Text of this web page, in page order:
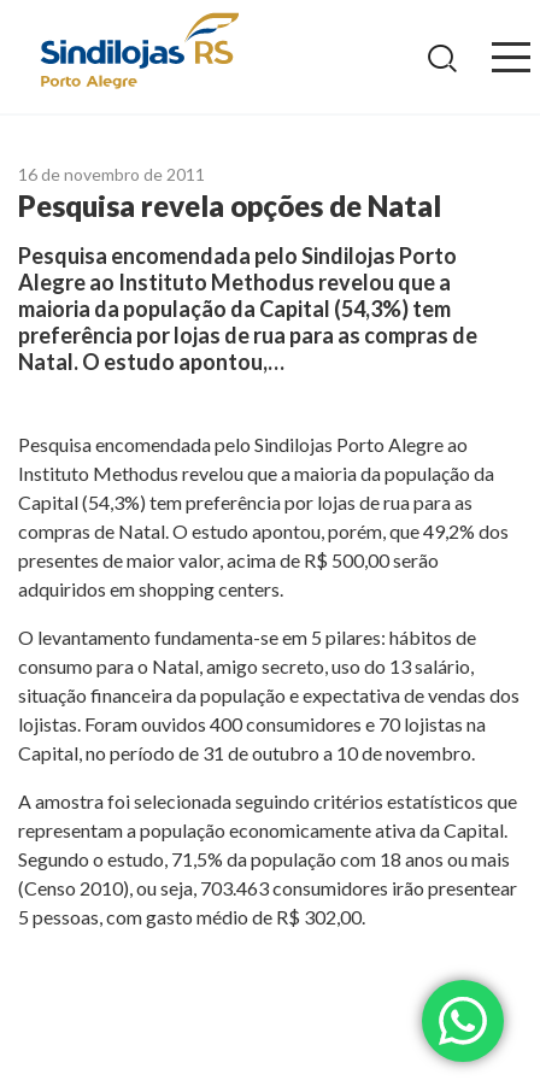
16 de novembro de 2011
Pesquisa revela opções de Natal
Pesquisa encomendada pelo Sindilojas Porto
Alegre ao Instituto Methodus revelou que a
maioria da população da Capital (54,3%) tem
preferência por lojas de rua para as compras de
Natal. O estudo apontou,…
Pesquisa encomendada pelo Sindilojas Porto Alegre ao
Instituto Methodus revelou que a maioria da população da
Capital (54,3%) tem preferência por lojas de rua para as
compras de Natal. O estudo apontou, porém, que 49,2% dos
presentes de maior valor, acima de R$ 500,00 serão
adquiridos em shopping centers.
O levantamento fundamenta-se em 5 pilares: hábitos de
consumo para o Natal, amigo secreto, uso do 13 salário,
situação financeira da população e expectativa de vendas dos
lojistas. Foram ouvidos 400 consumidores e 70 lojistas na
Capital, no período de 31 de outubro a 10 de novembro.
A amostra foi selecionada seguindo critérios estatísticos que
representam a população economicamente ativa da Capital.
Segundo o estudo, 71,5% da população com 18 anos ou mais
(Censo 2010), ou seja, 703.463 consumidores irão presentear
5 pessoas, com gasto médio de R$ 302,00.